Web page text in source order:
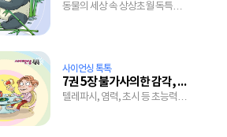
동물의 세상 속 상상초월 독특한
사이언싱 톡톡
7권 5장 불가사의한 감각, 초능력
텔레파시, 염력, 초시 등 초능력을